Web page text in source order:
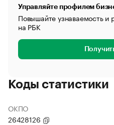
Управляйте профилем
Повышайте узнаваемость и
на РБК
Коды статистики
ОКПО
26428126